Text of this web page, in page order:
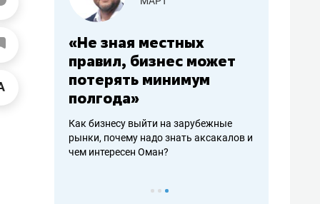
работа «Не зная местных
правил, бизнес может
потерять минимум
полгода»
Как бизнесу выйти на зарубежные
рынки, почему надо знать аксакалов и
чем интересен Оман?